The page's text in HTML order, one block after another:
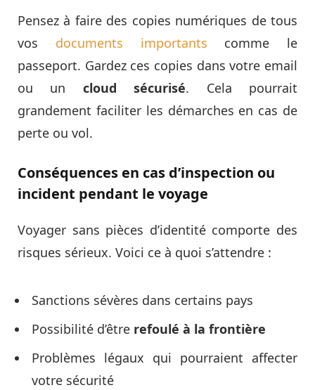
Pensez à faire des copies numériques de tous
vos documents importants comme le
passeport. Gardez ces copies dans votre email
ou un cloud sécurisé. Cela pourrait
grandement faciliter les démarches en cas de
perte ou vol.
Conséquences en cas d’inspection ou
incident pendant le voyage
Voyager sans pièces d’identité comporte des
risques sérieux. Voici ce à quoi s’attendre :
Sanctions sévères dans certains pays
Possibilité d’être refoulé à la frontière
Problèmes légaux qui pourraient affecter
votre sécurité